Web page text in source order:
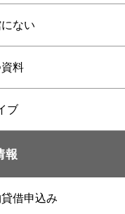
ない
料
ブ
報
借申込み